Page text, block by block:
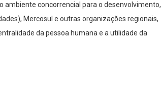
ambiente concorrencial para o desenvolvimento,
Mercosul e outras organizações regionais,
da pessoa humana e a utilidade da